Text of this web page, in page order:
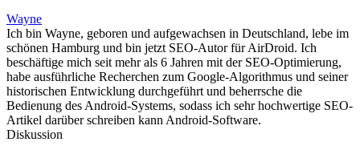
Wayne
Ich bin Wayne, geboren und aufgewachsen in Deutschland, lebe im
schönen Hamburg und bin jetzt SEO-Autor für AirDroid. Ich
beschäftige mich seit mehr als 6 Jahren mit der SEO-Optimierung,
habe ausführliche Recherchen zum Google-Algorithmus und seiner
historischen Entwicklung durchgeführt und beherrsche die
Bedienung des Android-Systems, sodass ich sehr hochwertige SEO-
Artikel darüber schreiben kann Android-Software.
Diskussion